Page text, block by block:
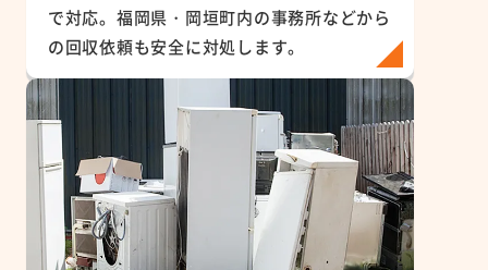
で対応。福岡県・岡垣町内の事務所などから
の回収依頼も安全に対処します。